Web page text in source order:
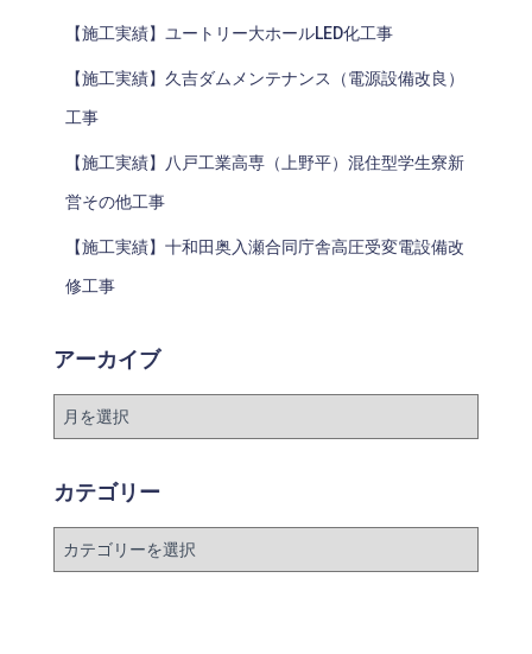
【施工実績】ユートリー大ホールLED化工事
【施工実績】久吉ダムメンテナンス（電源設備改良）
工事
【施工実績】八戸工業高専（上野平）混住型学生寮新
営その他工事
【施工実績】十和田奥入瀬合同庁舎高圧受変電設備改
修工事
アーカイブ
カテゴリー